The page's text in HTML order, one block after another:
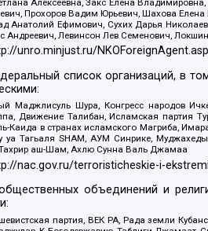
Алексеевна, Закс Елена
Прохоров Вадим Юрьевич, Шахова Елена
Анатолий Ефимович, Сухих Дарья
Андреевич, Левинсон Лев Семенович,
unro.minjust.ru/
список организаций, в
Маджлисуль Шура, Конгресс народов
Движение Талибан, Исламская партия
Каида в странах исламского Магриба,
уа Тагьаля SHAM, АУМ Синрике,
аш-Шам, Ахлю Сунна Валь Джамаа
nac.gov.ru/terroristicheskie-i-
объединений и
партия, ВЕК РА, Рада земли